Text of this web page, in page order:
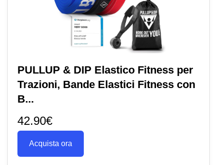
PULLUP & DIP Elastico Fitness per
Trazioni, Bande Elastici Fitness con
B...
42.90€
Acquista ora